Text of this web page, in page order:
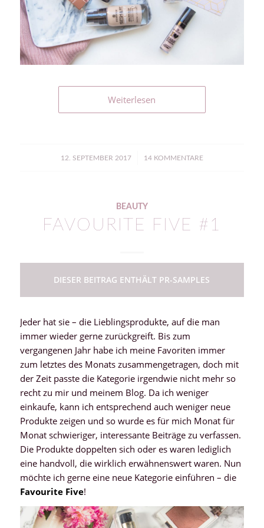
Weiterlesen
12. SEPTEMBER 2017
/ 14 KOMMENTARE
BEAUTY
FAVOURITE FIVE #1
DIESER BEITRAG ENTHÄLT PR-SAMPLES
Jeder hat sie – die Lieblingsprodukte, auf die man
immer wieder gerne zurückgreift. Bis zum
vergangenen Jahr habe ich meine Favoriten immer
zum letztes des Monats zusammengetragen, doch mit
der Zeit passte die Kategorie irgendwie nicht mehr so
recht zu mir und meinem Blog. Da ich weniger
einkaufe, kann ich entsprechend auch weniger neue
Produkte zeigen und so wurde es für mich Monat für
Monat schwieriger, interessante Beiträge zu verfassen.
Die Produkte doppelten sich oder es waren lediglich
eine handvoll, die wirklich erwähnenswert waren. Nun
möchte ich gerne eine neue Kategorie einführen – die
Favourite Five!